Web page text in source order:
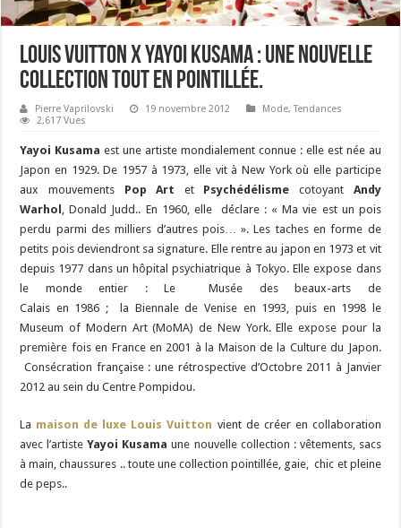
Louis Vuitton x Yayoi Kusama : une nouvelle
collection tout en pointillée.
Pierre Vaprilovski 19 novembre 2012 Mode,Tendances
2,617 Vues
Yayoi Kusama est une artiste mondialement connue : elle est née au
Japon en 1929. De 1957 à 1973, elle vit à New York où elle participe
aux mouvements Pop Art et Psychédélismecotoyant Andy
Warhol , Donald Judd.. En 1960, elle déclare : « Ma vie est un pois
perdu parmi des milliers d’autres pois… ». Les taches en forme de
petits pois deviendront sa signature. Elle rentre au japon en 1973 et vit
depuis 1977 dans un hôpital psychiatrique à Tokyo. Elle expose dans
le monde entier : Le Musée des beaux-arts de
Calais en 1986 ; la Biennale de Venise en 1993, puis en 1998 le
Museum of Modern Art (MoMA) de New York. Elle expose pour la
première fois en France en 2001 à la Maison de la Culture du Japon.
Consécration française : une rétrospective d’Octobre 2011 à Janvier
2012 au sein du Centre Pompidou.
La maison de luxe Louis Vuitton vient de créer en collaboration
avec l’artisteYayoi Kusama une nouvelle collection : vêtements, sacs
à main, chaussures .. toute une collection pointillée, gaie, chic et pleine
de peps..